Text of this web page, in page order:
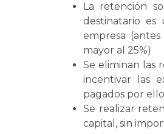
La retención
destinatario
empresa
mayor al 25%)
Se eliminan las
incentivar las
pagados por
Se realizar
capital, sin